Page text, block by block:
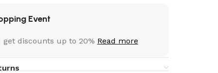
Event
get discounts up to 20% Read more